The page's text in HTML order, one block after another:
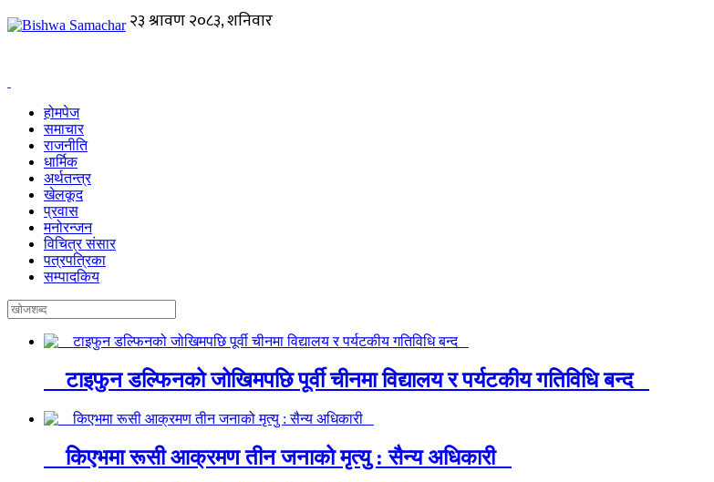
होमपेज
समाचार
राजनीति
धार्मिक
अर्थतन्त्र
खेलकूद
प्रवास
मनोरन्जन
विचित्र संसार
पत्रपत्रिका
सम्पादकिय
टाइफुन डल्फिनको जोखिमपछि पूर्वी चीनमा विद्यालय र पर्यटकीय गतिविधि बन्द
किएभमा रूसी आक्रमण तीन जनाको मृत्यु : सैन्य अधिकारी